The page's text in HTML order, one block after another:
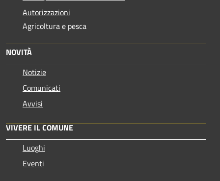
Autorizzazioni
Agricoltura e pesca
NOVITÀ
Notizie
Comunicati
Avvisi
VIVERE IL COMUNE
Luoghi
Eventi